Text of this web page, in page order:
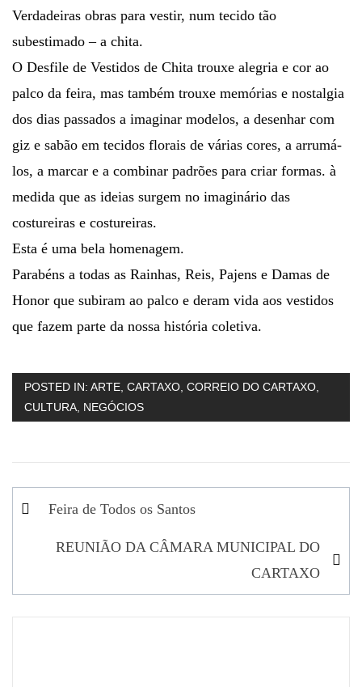
Verdadeiras obras para vestir, num tecido tão
subestimado – a chita.
O Desfile de Vestidos de Chita trouxe alegria e cor ao
palco da feira, mas também trouxe memórias e nostalgia
dos dias passados a imaginar modelos, a desenhar com
giz e sabão em tecidos florais de várias cores, a arrumá-
los, a marcar e a combinar padrões para criar formas. à
medida que as ideias surgem no imaginário das
costureiras e costureiras.
Esta é uma bela homenagem.
Parabéns a todas as Rainhas, Reis, Pajens e Damas de
Honor que subiram ao palco e deram vida aos vestidos
que fazem parte da nossa história coletiva.
POSTED IN: ARTE CARTAXO CORREIO DO CARTAXO
CULTURA NEGÓCIOS
Navegação
artigos
Feira de Todos os Santos
REUNIÃO DA CÂMARA MUNICIPAL DO
CARTAXO